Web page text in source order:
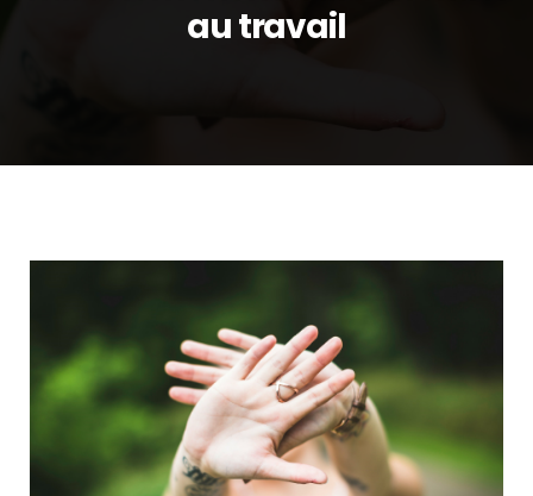
au travail